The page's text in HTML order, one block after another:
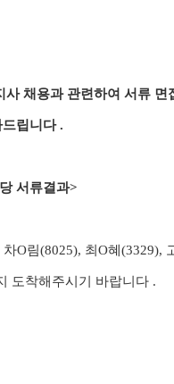
사 채용과 관련하여 서류
드립니다.
서류결과>
차O림(8025), 최 O혜 (3329),
도착해주시기 바랍니다 .